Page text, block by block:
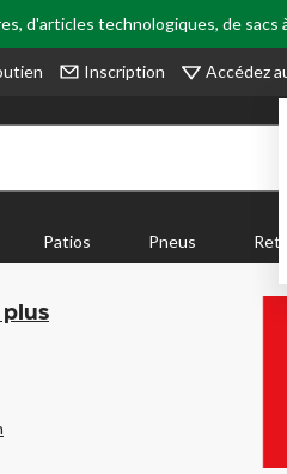
d'articles technologiques, de
Inscription Accédez
Patios Pneus
plus